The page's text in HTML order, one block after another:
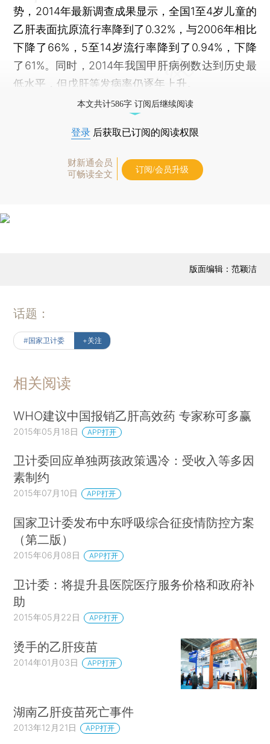
势，2014年最新调查成果显示，全国1至4岁儿童的
乙肝表面抗原流行率降到了0.32%，与2006年相比
下降了66%，5至14岁流行率降到了0.94%，下降
了61%。同时，2014年我国甲肝病例数达到历史最
低水平，但戊肝等发病率仍逐年上升。
本文共计586字 订阅后继续阅读
登录 后获取已订阅的阅读权限
财新通会员
可畅读全文
订阅/会员升级
版面编辑：范颖洁
话题：
#国家卫计委 +关注
相关阅读
WHO建议中国报销乙肝高效药 专家称可多赢
2015年05月18日 APP打开
卫计委回应单独两孩政策遇冷：受收入等多因
素制约
2015年07月10日 APP打开
国家卫计委发布中东呼吸综合征疫情防控方案
（第二版）
2015年06月08日 APP打开
卫计委：将提升县医院医疗服务价格和政府补
助
2015年05月22日 APP打开
烫手的乙肝疫苗
2014年01月03日 APP打开
湖南乙肝疫苗死亡事件
2013年12月21日 APP打开